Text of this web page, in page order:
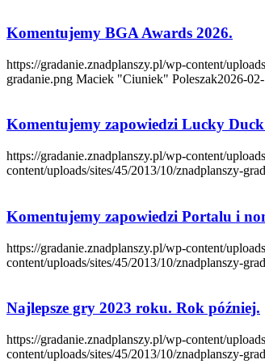
Komentujemy BGA Awards 2026.
https://gradanie.znadplanszy.pl/wp-content/
gradanie.png Maciek "Ciuniek" Poleszak2026-
Komentujemy zapowiedzi Lucky
https://gradanie.znadplanszy.pl/wp-content/
content/uploads/sites/45/2013/10/znadplanszy-
Komentujemy zapowiedzi Portalu i
https://gradanie.znadplanszy.pl/wp-content/
content/uploads/sites/45/2013/10/znadplanszy-
Najlepsze gry 2023 roku. Rok później.
https://gradanie.znadplanszy.pl/wp-content/
content/uploads/sites/45/2013/10/znadplanszy-